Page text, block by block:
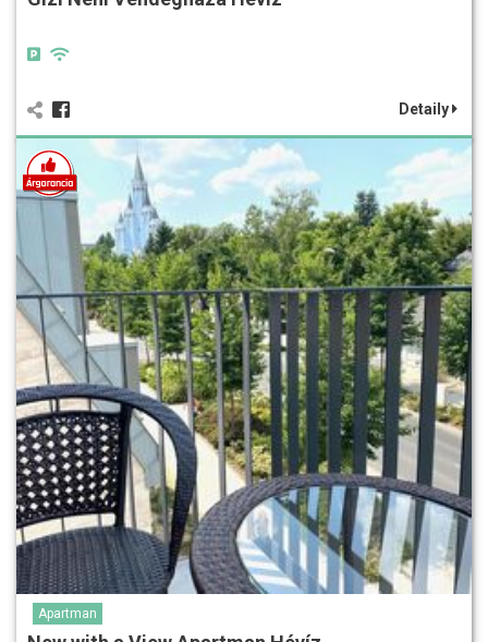
Detaily
Apartman